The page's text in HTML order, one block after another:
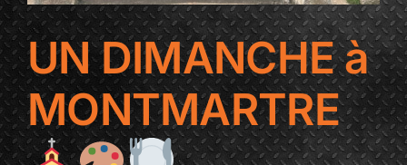
UN DIMANCHE à
MONTMARTRE